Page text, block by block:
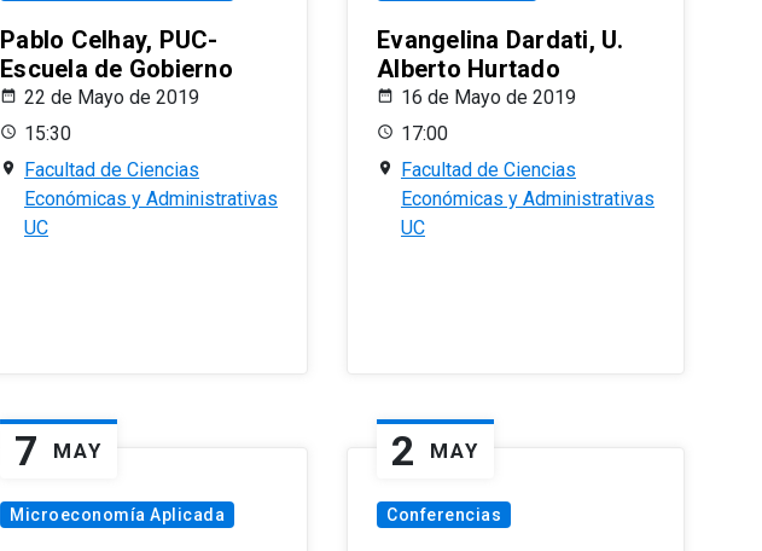
Pablo Celhay, PUC-
Escuela de Gobierno
22 de Mayo de 2019
15:30
Facultad de Ciencias
Económicas y Administrativas
UC
Evangelina Dardati, U.
Alberto Hurtado
16 de Mayo de 2019
17:00
Facultad de Ciencias
Económicas y Administrativas
UC
7 MAY
Microeconomía Aplicada
2 MAY
Conferencias